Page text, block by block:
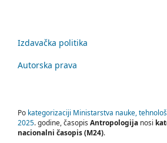
Izdavačka politika
Autorska prava
Po kategorizaciji Ministarstva nauke,
2025. godine, časopis Antropologija nosi
nacionalni časopis (M24).